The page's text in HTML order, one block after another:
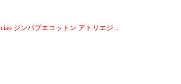
ciao ジンバブエコットン アトリエジ...